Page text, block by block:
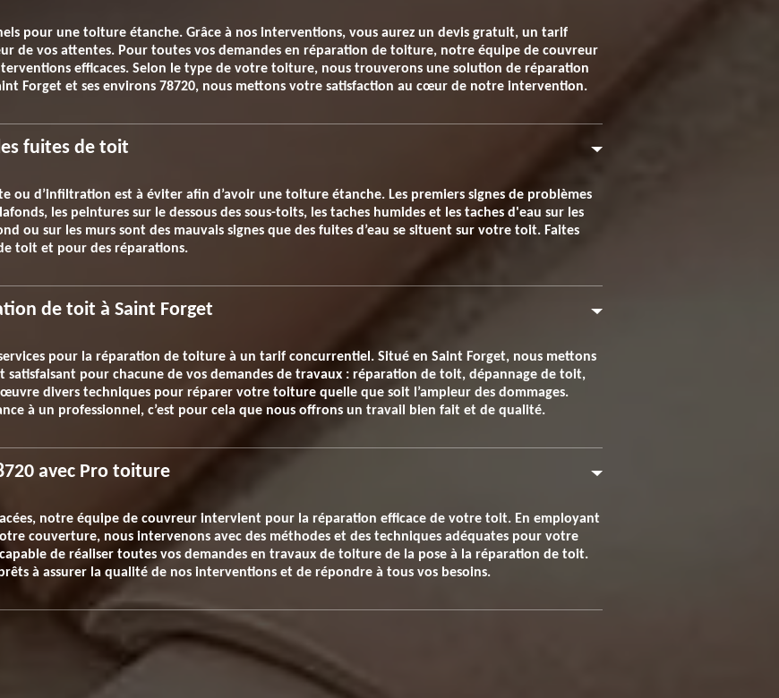
pour une toiture étanche. Grâce à nos interventions, vous aurez un devis gratuit, un tarif
de vos attentes. Pour toutes vos demandes en réparation de toiture, notre équipe de couvreur
efficaces. Selon le type de votre toiture, nous trouverons une solution de réparation
Forget et ses environs 78720, nous mettons votre satisfaction au cœur de notre intervention.
fuites de toit
ou d’infiltration est à éviter afin d’avoir une toiture étanche. Les premiers signes de problèmes
les peintures sur le dessous des sous-toits, les taches humides et les taches d'eau sur les
ou sur les murs sont des mauvais signes que des fuites d’eau se situent sur votre toit. Faites
toit et pour des réparations.
de toit à Saint Forget
pour la réparation de toiture à un tarif concurrentiel. Situé en Saint Forget, nous mettons
pour chacune de vos demandes de travaux : réparation de toit, dépannage de toit,
divers techniques pour réparer votre toiture quelle que soit l’ampleur des dommages.
à un professionnel, c’est pour cela que nous offrons un travail bien fait et de qualité.
avec Pro toiture
notre équipe de couvreur intervient pour la réparation efficace de votre toit. En employant
couverture, nous intervenons avec des méthodes et des techniques adéquates pour votre
de réaliser toutes vos demandes en travaux de toiture de la pose à la réparation de toit.
à assurer la qualité de nos interventions et de répondre à tous vos besoins.